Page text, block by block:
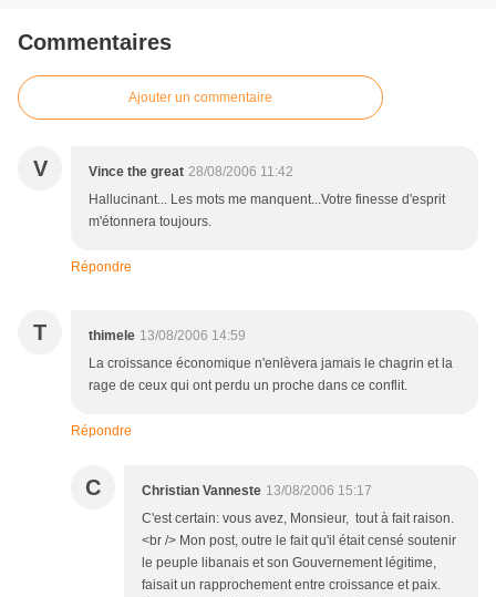
Commentaires
Ajouter un commentaire
V Vince the great 28/08/2006 11:42
Hallucinant... Les mots me manquent...Votre finesse d'esprit
m'étonnera toujours.
Répondre
T thimele 13/08/2006 14:59
La croissance économique n'enlèvera jamais le chagrin et la
rage de ceux qui ont perdu un proche dans ce conflit.
Répondre
C Christian Vanneste 13/08/2006 15:17
C'est certain: vous avez, Monsieur, tout à fait raison.
<br /> Mon post, outre le fait qu'il était censé soutenir
le peuple libanais et son Gouvernement légitime,
faisait un rapprochement entre croissance et paix.